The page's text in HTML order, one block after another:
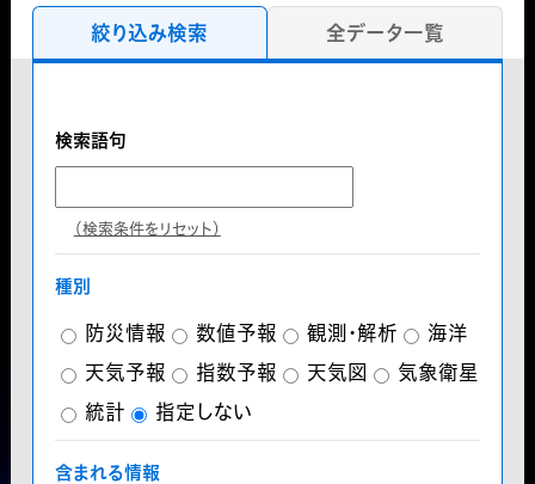
絞り込み検索 全データ一覧
検索語句
（検索条件をリセット）
種別
防災情報 数値予報 観測・解析
海洋
天気予報
指数予報 天気図
気象衛星
統計
指定しない
含まれる情報